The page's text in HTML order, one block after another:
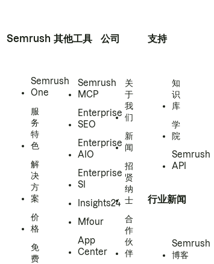
Semrush
Semrush
One
服
务
特
色
解
决
方
案
价
格
免
费
其他工具
Semrush
MCP
Enterprise
SEO
Enterprise
AIO
Enterprise
SI
Insights24
Mfour
App
Center
公司
关
于
我
们
新
闻
招
贤
纳
士
合
作
伙
伴
支持
知
识
库
学
院
Semrush
API
行业新闻
Semrush
博客